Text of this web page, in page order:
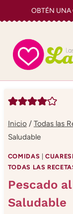
al
contenido
OBTÉN UNA
Inicio / Todas las
Saludable
COMIDAS |
TODAS LAS
Pescado
Saludable